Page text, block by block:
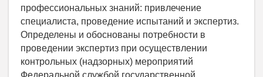
профессиональных знаний: привлечение
специалиста, проведение испытаний и экспертиз.
Определены и обоснованы потребности в
проведении экспертиз при осуществлении
контрольных (надзорных) мероприятий
Федеральной службой государственной